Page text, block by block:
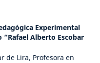
Experimental
Alberto Escobar
de Lira, Profesora en